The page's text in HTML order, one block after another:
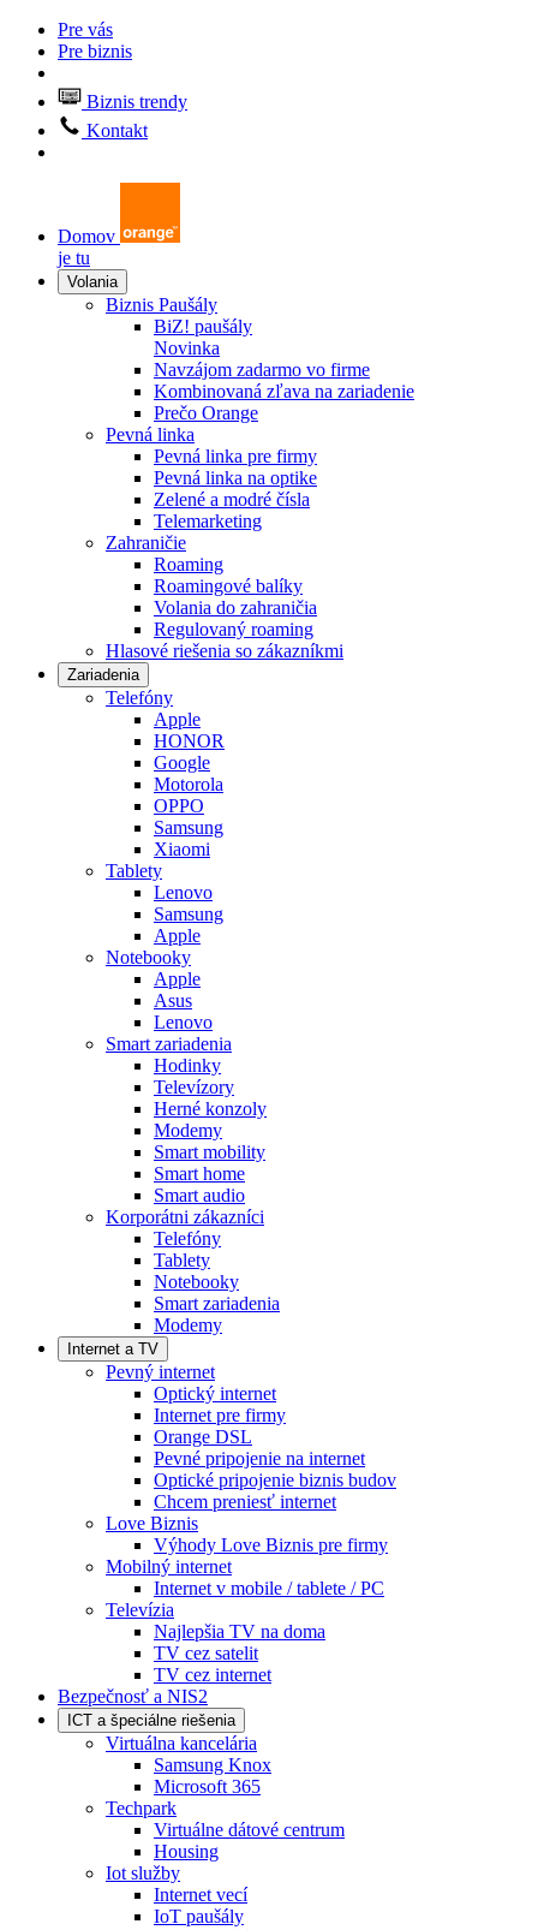
Pre vás
Pre biznis
Biznis trendy
Kontakt
Domov
je tu
Volania
Biznis Paušály
BiZ! paušály
Novinka
Navzájom zadarmo vo firme
Kombinovaná zľava na zariadenie
Prečo Orange
Pevná linka
Pevná linka pre firmy
Pevná linka na optike
Zelené a modré čísla
Telemarketing
Zahraničie
Roaming
Roamingové balíky
Volania do zahraničia
Regulovaný roaming
Hlasové riešenia so zákazníkmi
Zariadenia
Telefóny
Apple
HONOR
Google
Motorola
OPPO
Samsung
Xiaomi
Tablety
Lenovo
Samsung
Apple
Notebooky
Apple
Asus
Lenovo
Smart zariadenia
Hodinky
Televízory
Herné konzoly
Modemy
Smart mobility
Smart home
Smart audio
Korporátni zákazníci
Telefóny
Tablety
Notebooky
Smart zariadenia
Modemy
Internet a TV
Pevný internet
Optický internet
Internet pre firmy
Orange DSL
Pevné pripojenie na internet
Optické pripojenie biznis budov
Chcem preniesť internet
Love Biznis
Výhody Love Biznis pre firmy
Mobilný internet
Internet v mobile / tablete / PC
Televízia
Najlepšia TV na doma
TV cez satelit
TV cez internet
Bezpečnosť a NIS2
ICT a špeciálne riešenia
Virtuálna kancelária
Samsung Knox
Microsoft 365
Techpark
Virtuálne dátové centrum
Housing
Iot služby
Internet vecí
IoT paušály